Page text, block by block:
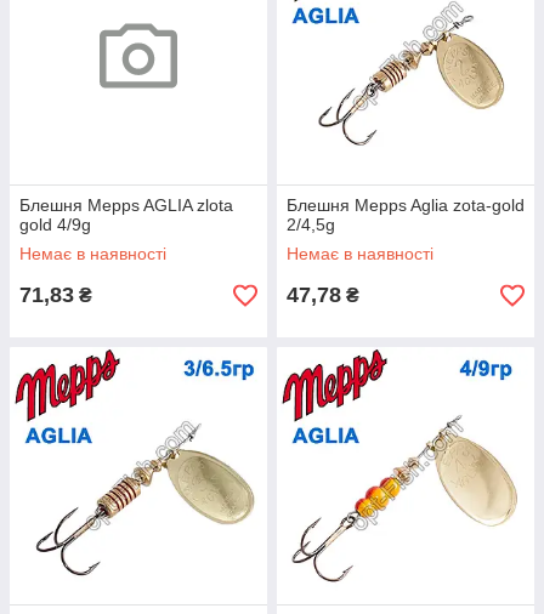
Блешня Mepps AGLIA zlota
gold 4/9g
Немає в наявності
71,83 ₴
Блешня Mepps Aglia zota-gold
2/4,5g
Немає в наявності
47,78 ₴